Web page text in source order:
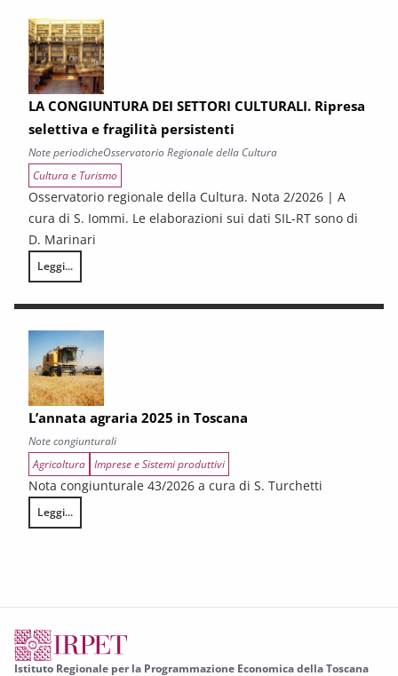
LA CONGIUNTURA DEI SETTORI CULTURALI. Ripresa
selettiva e fragilità persistenti
Note periodicheOsservatorio Regionale della Cultura
Cultura e Turismo
Osservatorio regionale della Cultura. Nota 2/2026 | A
cura di S. Iommi. Le elaborazioni sui dati SIL-RT sono di
D. Marinari
Leggi...
LA CONGIUNTURA DEI SETTORI CULTURALI. Ripresa selettiva e
L’annata agraria 2025 in Toscana
Note congiunturali
Agricoltura Imprese e Sistemi produttivi
Nota congiunturale 43/2026 a cura di S. Turchetti
Leggi...
L’annata agraria 2025 in Toscana
Istituto Regionale per la Programmazione Economica della Toscana